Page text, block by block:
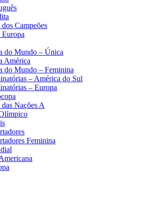
Campeões
do Mundo – Única
América
do Mundo – Feminina
– América do Sul
– Europa
Nações A
Feminina